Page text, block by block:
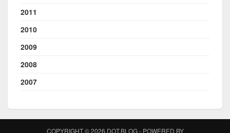
2011
2010
2009
2008
2007
COPYRIGHT © 2026 DOT.BLOG - POWERED BY